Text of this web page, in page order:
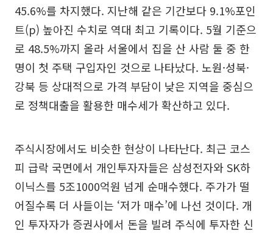
45.6%를 차지했다. 지난해 같은 기간보다 9.1%포인
트(p) 높아진 수치로 역대 최고 기록이다. 5월 기준으
로 48.5%까지 올라 서울에서 집을 산 사람 둘 중 한
명이 첫 주택 구입자인 것으로 나타났다. 노원·성북·
강북 등 상대적으로 가격 부담이 낮은 지역을 중심으
로 정책대출을 활용한 매수세가 확산하고 있다.
주식시장에서도 비슷한 현상이 나타난다. 최근 코스
피 급락 국면에서 개인투자자들은 삼성전자와 SK하
이닉스를 5조1000억원 넘게 순매수했다. 주가가 떨
어질수록 더 사들이는 ‘저가 매수’에 나선 것이다. 개
인 투자자가 증권사에서 돈을 빌려 주식에 투자한 신